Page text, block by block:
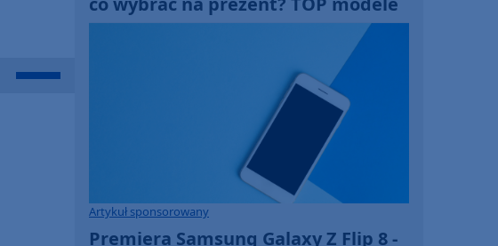
Use
Artykuł sponsorowany
Premiera Samsung Galaxy Z Flip 8 -